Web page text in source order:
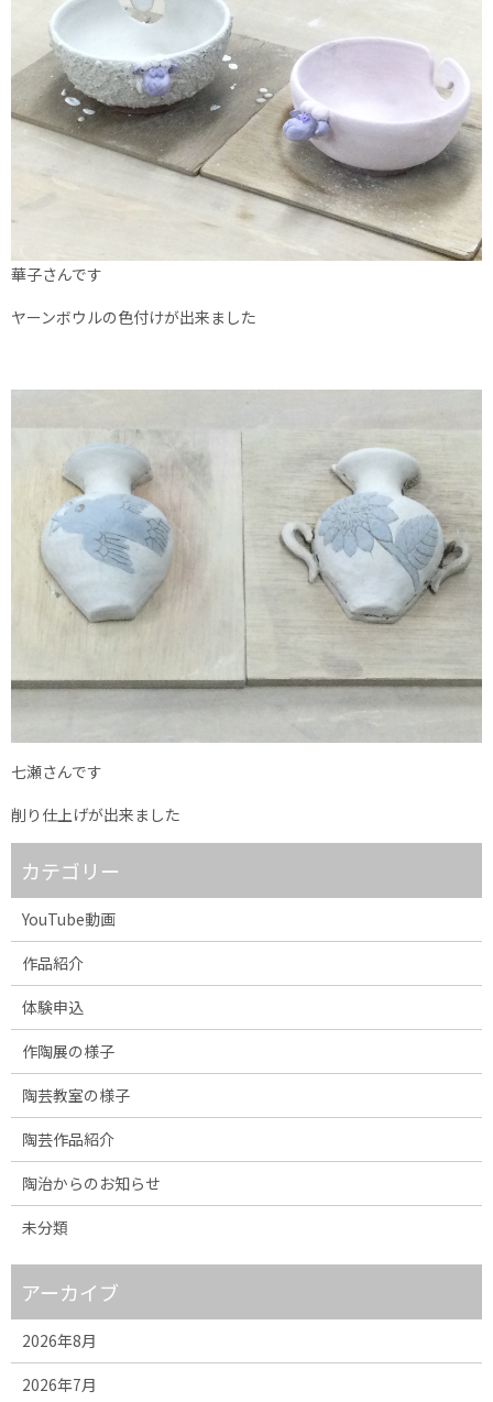
華子さんです
ヤーンボウルの色付けが出来ました
七瀬さんです
削り仕上げが出来ました
カテゴリー
YouTube動画
作品紹介
体験申込
作陶展の様子
陶芸教室の様子
陶芸作品紹介
陶治からのお知らせ
未分類
アーカイブ
2026年8月
2026年7月